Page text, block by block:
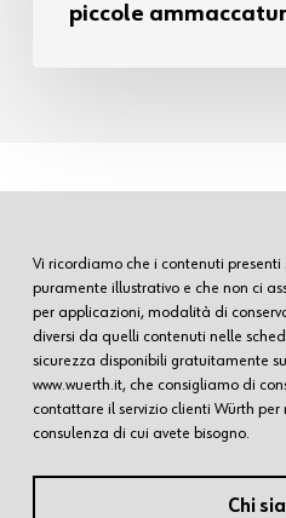
piccole
Vi ricordiamo che i contenuti presenti
puramente illustrativo e che non ci
per applicazioni, modalità di
diversi da quelli contenuti nelle
sicurezza disponibili gratuitamente
www.wuerth.it, che consigliamo di
contattare il servizio clienti Würth
consulenza di cui avete bisogno.
Chi